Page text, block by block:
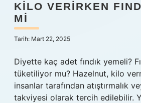
Hakkımızda
KILO VERIRKEN
MI
Tarih: Mart 22, 2025
Diyette kaç adet fındık yemeli?
tüketiliyor mu? Hazelnut, kilo
insanlar tarafından atıştırmalık
takviyesi olarak tercih edilebilir.